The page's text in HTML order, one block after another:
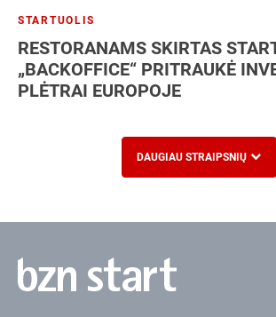
STARTUOLIS
RESTORANAMS SKIRTAS
„BACKOFFICE“ PRITRAUKĖ
PLĖTRAI EUROPOJE
DAUGIAU STRAIPSNIŲ